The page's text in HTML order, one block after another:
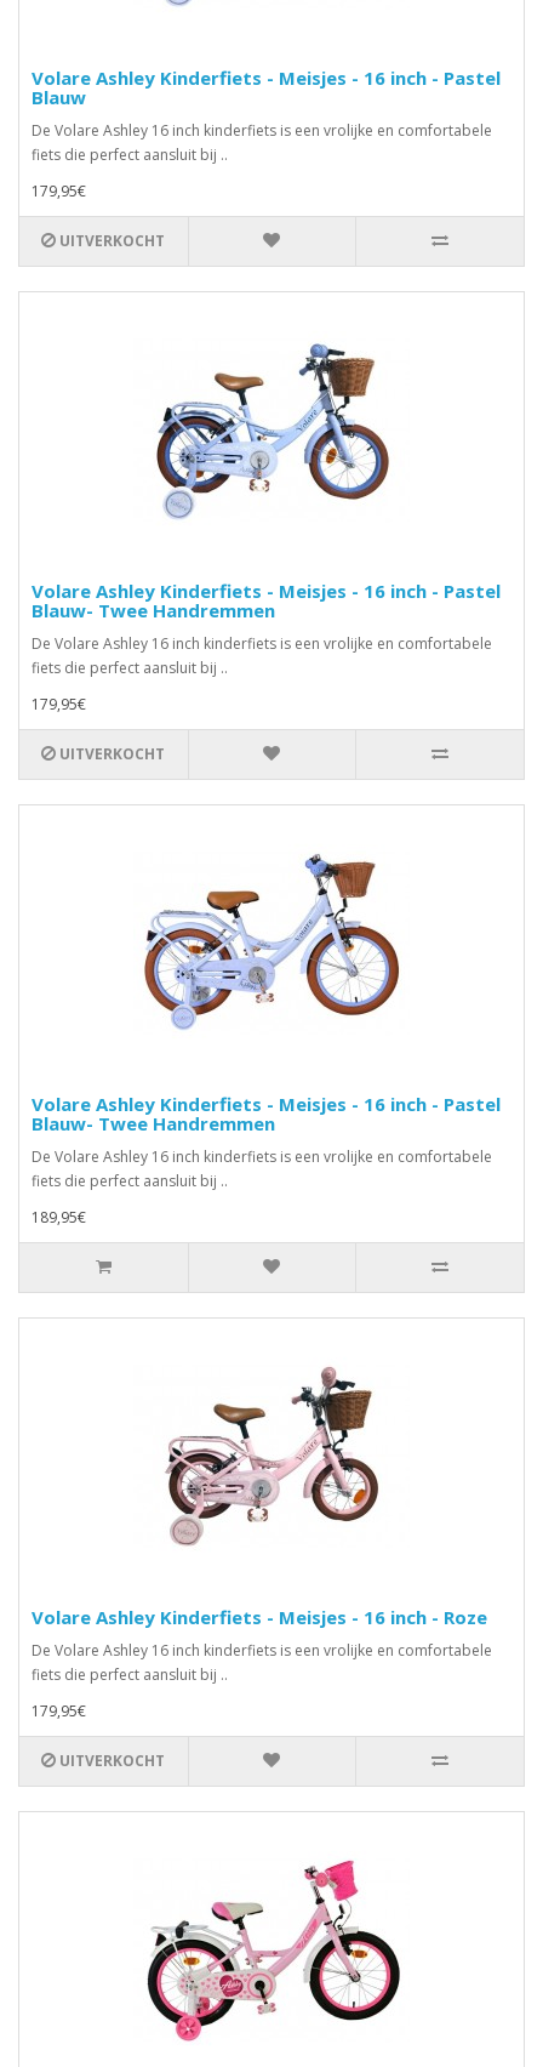
Volare Ashley Kinderfiets - Meisjes - 16 inch - Pastel
Blauw
De Volare Ashley 16 inch kinderfiets is een vrolijke en comfortabele
fiets die perfect aansluit bij ..
179,95€
UITVERKOCHT
Volare Ashley Kinderfiets - Meisjes - 16 inch - Pastel
Blauw- Twee Handremmen
De Volare Ashley 16 inch kinderfiets is een vrolijke en comfortabele
fiets die perfect aansluit bij ..
179,95€
UITVERKOCHT
Volare Ashley Kinderfiets - Meisjes - 16 inch - Pastel
Blauw- Twee Handremmen
De Volare Ashley 16 inch kinderfiets is een vrolijke en comfortabele
fiets die perfect aansluit bij ..
189,95€
Volare Ashley Kinderfiets - Meisjes - 16 inch - Roze
De Volare Ashley 16 inch kinderfiets is een vrolijke en comfortabele
fiets die perfect aansluit bij ..
179,95€
UITVERKOCHT